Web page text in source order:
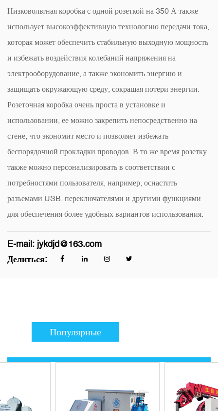
Низковольтная коробка с одной розеткой на 350 А также
использует высокоэффективную технологию передачи тока,
которая может обеспечить стабильную выходную мощность
и избежать воздействия колебаний напряжения на
электрооборудование, а также экономить энергию и
защищать окружающую среду, сокращая потери энергии.
Розеточная коробка очень проста в установке и
использовании, ее можно закрепить непосредственно на
стене, что экономит место и позволяет избежать
беспорядочной прокладки проводов. В то же время розетку
также можно персонализировать в соответствии с
потребностями пользователя, например, оснастить
разъемами USB, переключателями и другими функциями
для обеспечения более удобных вариантов использования.
E-mail: jykdjd@163.com
Делиться:
Популярные